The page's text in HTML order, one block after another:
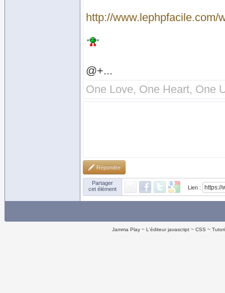
http://www.lephpfacile.com/
@+...
One Love, One Heart, One
Répondre
Partager
cet élément
Lien :
Jamma Play L'éditeur javascript CSS